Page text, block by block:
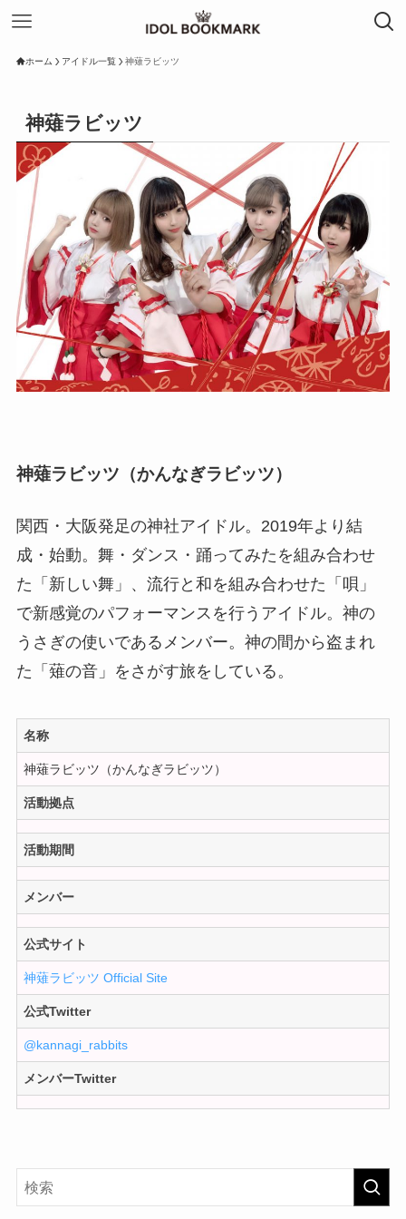
ホーム アイドル一覧 神薙ラビッツ
神薙ラビッツ
神薙ラビッツ（かんなぎラビッツ）
関西・大阪発足の神社アイドル。2019年より結
成・始動。舞・ダンス・踊ってみたを組み合わせ
た「新しい舞」、流行と和を組み合わせた「唄」
で新感覚のパフォーマンスを行うアイドル。神の
うさぎの使いであるメンバー。神の間から盗まれ
た「薙の音」をさがす旅をしている。
名称
神薙ラビッツ（かんなぎラビッツ）
活動拠点
活動期間
メンバー
公式サイト
神薙ラビッツ Official Site
公式Twitter
@kannagi_rabbits
メンバーTwitter